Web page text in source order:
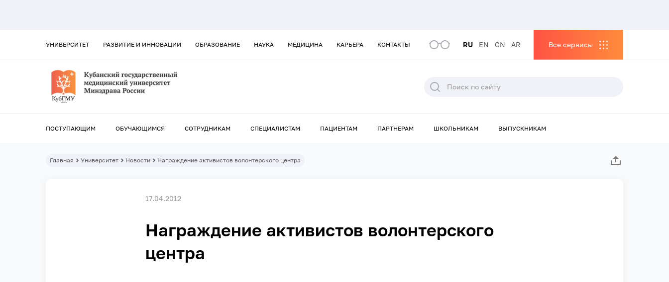
УНИВЕРСИТЕТ РАЗВИТИЕ И ИННОВАЦИИ ОБРАЗОВАНИЕ НАУКА МЕДИЦИНА КАРЬЕРА КОНТАКТЫ RU EN CN AR Все сервисы
ПОСТУПАЮЩИМ ОБУЧАЮЩИМСЯ СОТРУДНИКАМ СПЕЦИАЛИСТАМ ПАЦИЕНТАМ ПАРТНЕРАМ ШКОЛЬНИКАМ ВЫПУСКНИКАМ
Главная Университет Новости Награждение активистов волонтерского центра
17.04.2012
Награждение активистов волонтерского
центра